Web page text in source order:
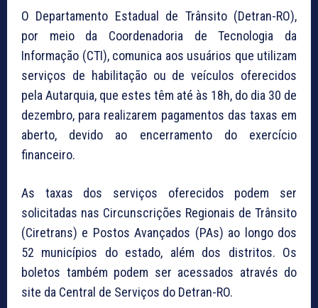
O Departamento Estadual de Trânsito (Detran-RO),
por meio da Coordenadoria de Tecnologia da
Informação (CTI), comunica aos usuários que utilizam
serviços de habilitação ou de veículos oferecidos
pela Autarquia, que estes têm até às 18h, do dia 30 de
dezembro, para realizarem pagamentos das taxas em
aberto, devido ao encerramento do exercício
financeiro.
As taxas dos serviços oferecidos podem ser
solicitadas nas Circunscrições Regionais de Trânsito
(Ciretrans) e Postos Avançados (PAs) ao longo dos
52 municípios do estado, além dos distritos. Os
boletos também podem ser acessados através do
site da Central de Serviços do Detran-RO.